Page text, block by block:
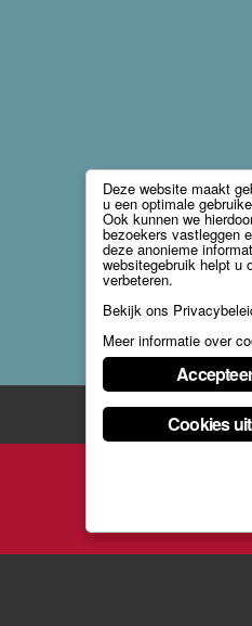
Deze website maakt
u een optimale
Ook kunnen we
bezoekers vastleggen
deze anonieme
websitegebruik helpt u
verbeteren.
Bekijk ons
Meer informatie over
Cookies